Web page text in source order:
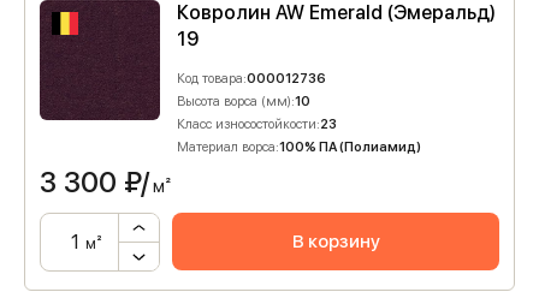
Ковролин AW Emerald (Эмеральд)
19
Код товара:000012736
Высота ворса (мм):10
Класс износостойкости:23
Материал ворса:100% ПА (Полиамид)
3 300 ₽/м²
м² В корзину